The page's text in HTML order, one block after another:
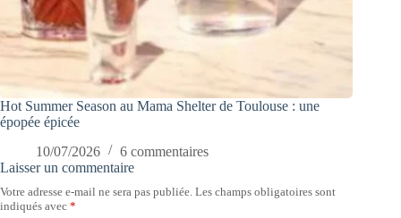
Hot Summer Season au Mama Shelter de Toulouse : une
épopée épicée
10/07/2026
6 commentaires
Laisser un commentaire
Votre adresse e-mail ne sera pas publiée. Les champs obligatoires sont
indiqués avec *